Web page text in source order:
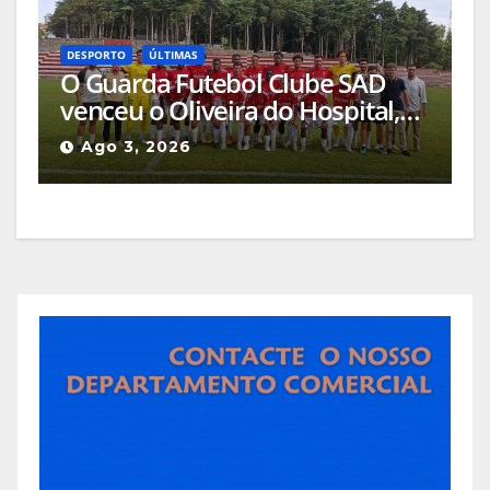
DESPORTO ÚLTIMAS
O Guarda Futebol Clube SAD
venceu o Oliveira do Hospital,
por 1-0, naquele que foi o jogo
de apresentação
Ago 3, 2026